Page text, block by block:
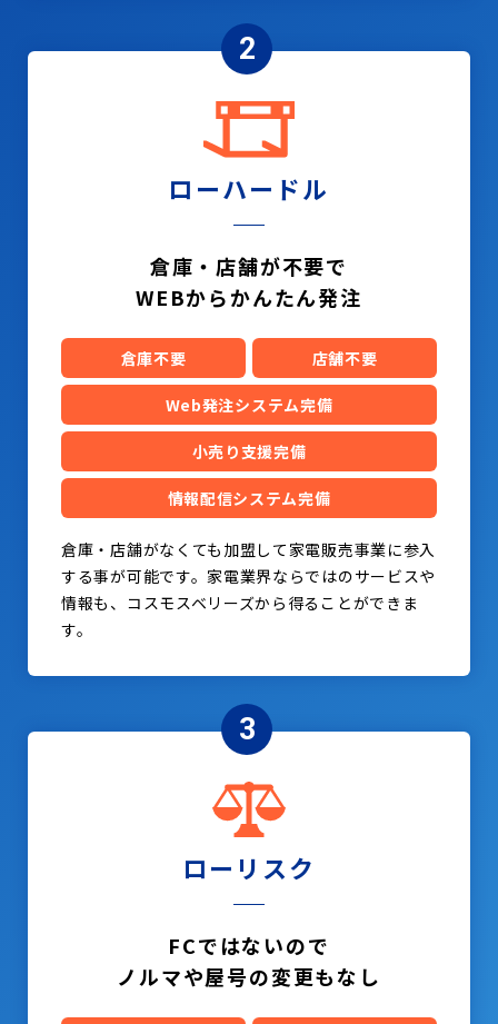
2
ローハードル
倉庫・店舗が不要で
WEBからかんたん発注
倉庫不要 店舗不要
Web発注システム完備
小売り支援完備
情報配信システム完備
倉庫・店舗がなくても加盟して家電販売事業に参入
する事が可能です。家電業界ならではのサービスや
情報も、コスモスベリーズから得ることができま
す。
3
ローリスク
FCではないので
ノルマや屋号の変更もなし